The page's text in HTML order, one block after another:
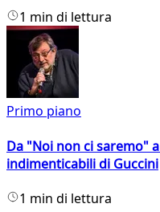
1 min di lettura
Primo piano
Da "Noi non ci saremo"
indimenticabili di Guccini
1 min di lettura